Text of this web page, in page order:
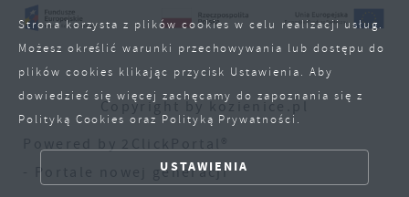
Copyright by kozienice.pl
- Portale nowej generacji
Strona korzysta z plików cookies w celu realizacji usług.
Możesz określić warunki przechowywania lub dostępu do
plików cookies klikając przycisk Ustawienia. Aby
dowiedzieć się więcej zachęcamy do zapoznania się z
Polityką Cookies oraz Polityką Prywatności.
USTAWIENIA